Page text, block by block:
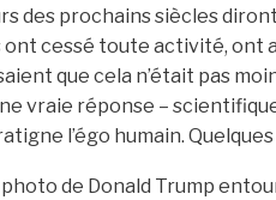
des prochains siècles diront
ont cessé toute activité, ont
que cela n’était pas
vraie réponse –
l’égo humain.
de Donald Trump